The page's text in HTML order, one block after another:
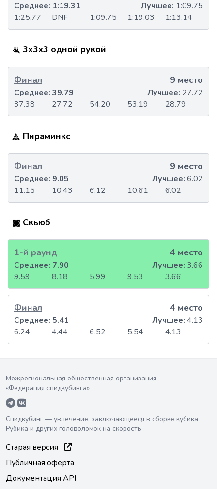
1:25.77 DNF 1:09.75 1:19.03 1:13.14
Среднее: 1:19.31 Лучшее: 1:09.75
3x3x3 одной рукой
Финал 9 место
37.38 27.72 54.20 53.19 28.79
Среднее: 39.79 Лучшее: 27.72
Пираминкс
Финал 9 место
11.15 10.43 6.12 10.61 6.02
Среднее: 9.05 Лучшее: 6.02
Скьюб
1-й раунд 4 место
9.59 8.18 5.99 9.53 3.66
Среднее: 7.90 Лучшее: 3.66
Финал 4 место
6.24 4.44 6.52 5.54 4.13
Среднее: 5.41 Лучшее: 4.13
Межрегиональная общественная организация
«Федерация спидкубинга»
Спидкубинг — увлечение, заключающееся в сборке кубика
Рубика и других головоломок на скорость
Старая версия
Публичная оферта
Документация API